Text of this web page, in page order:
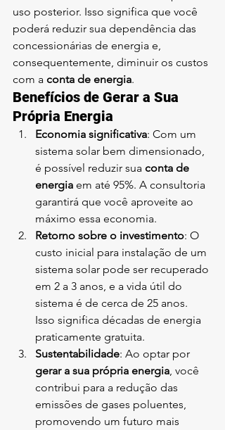
uso posterior. Isso significa que você
poderá reduzir sua dependência das
concessionárias de energia e,
consequentemente, diminuir os custos
com a conta de energia.
Benefícios de Gerar a Sua
Própria Energia
Economia significativa: Com um
sistema solar bem dimensionado,
é possível reduzir sua conta de
energia em até 95%. A consultoria
garantirá que você aproveite ao
máximo essa economia.
Retorno sobre o investimento: O
custo inicial para instalação de um
sistema solar pode ser recuperado
em 2 a 3 anos, e a vida útil do
sistema é de cerca de 25 anos.
Isso significa décadas de energia
praticamente gratuita.
Sustentabilidade: Ao optar por
gerar a sua própria energia , você
contribui para a redução das
emissões de gases poluentes,
promovendo um futuro mais